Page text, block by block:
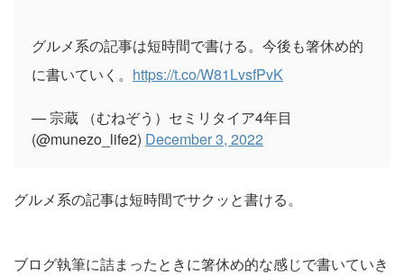
グルメ系の記事は短時間で書ける。今後も箸休め的
に書いていく。 https://t.co/W81LvsfPvK
— 宗蔵 （むねぞう）セミリタイア4年目
(@munezo_life2) December 3, 2022
グルメ系の記事は短時間でサクッと書ける。
ブログ執筆に詰まったときに箸休め的な感じで書いていき